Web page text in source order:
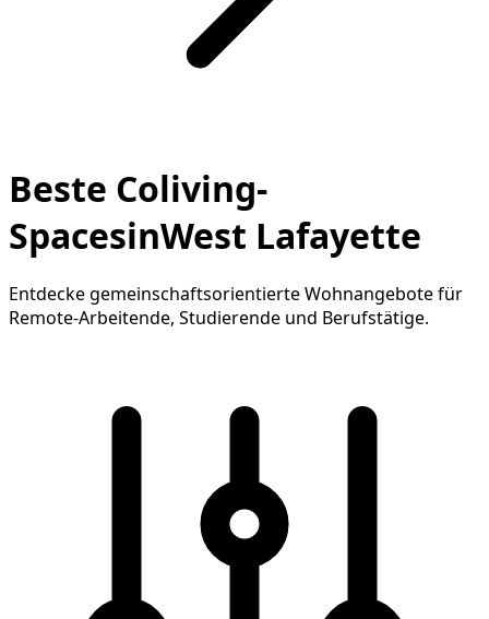
Beste Coliving-
SpacesinWest Lafayette
Entdecke gemeinschaftsorientierte Wohnangebote für
Remote-Arbeitende, Studierende und Berufstätige.